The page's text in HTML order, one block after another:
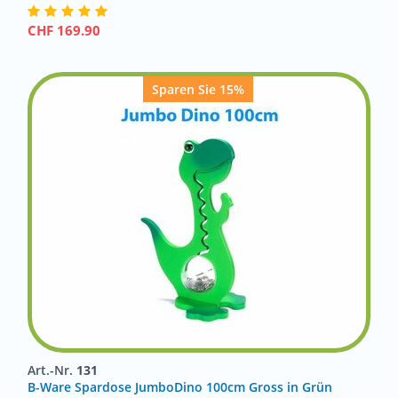
CHF 169.90
Sparen Sie 15%
Art.-Nr. 131
B-Ware Spardose JumboDino 100cm Gross in Grün